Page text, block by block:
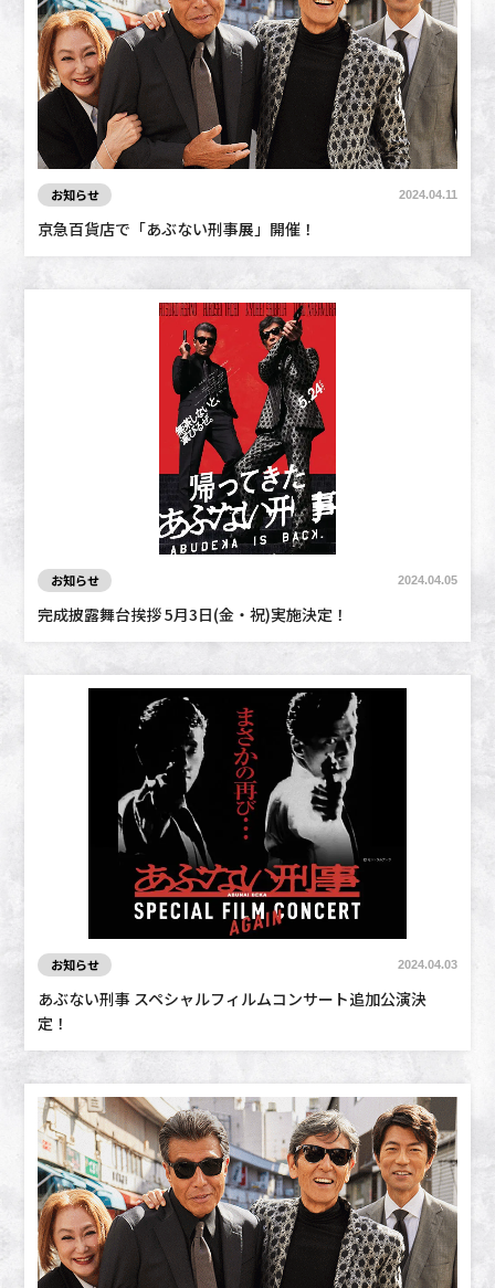
お知らせ 2024.04.11
京急百貨店で「あぶない刑事展」開催！
お知らせ 2024.04.05
完成披露舞台挨拶 5月3日(金・祝)実施決定！
お知らせ 2024.04.03
あぶない刑事 スペシャルフィルムコンサート追加公演決
定！